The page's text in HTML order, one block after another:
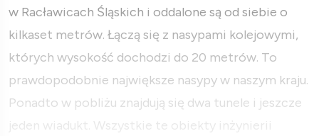
w Racławicach Śląskich i oddalone są od siebie o
kilkaset metrów. Łączą się z nasypami kolejowymi,
których wysokość dochodzi do 20 metrów. To
prawdopodobnie największe nasypy w naszym kraju.
Ponadto w pobliżu znajdują się dwa tunele i jeszcze